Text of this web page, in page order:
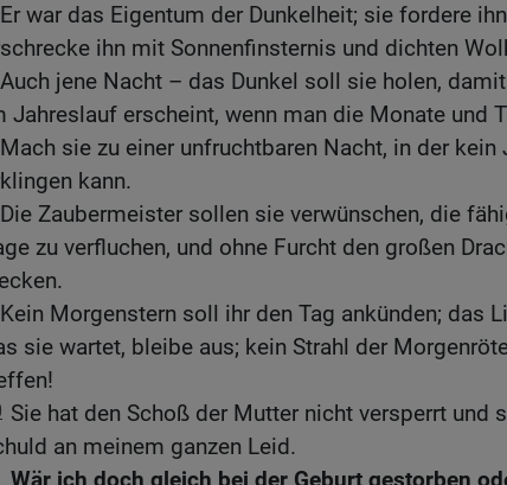
Er war das Eigentum der Dunkelheit; sie fordere
ihn mit Sonnenfinsternis und dichten
Auch jene Nacht – das Dunkel soll sie holen,
Jahreslauf erscheint, wenn man die Monate und
Mach sie zu einer unfruchtbaren Nacht, in der kein
kann.
Die Zaubermeister sollen sie verwünschen, die
zu verfluchen, und ohne Furcht den großen
Kein Morgenstern soll ihr den Tag ankünden; das
sie wartet, bleibe aus; kein Strahl der
Sie hat den Schoß der Mutter nicht versperrt und
an meinem ganzen Leid.